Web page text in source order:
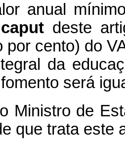
anual
caputdeste
por cento) do
da
será
Ministro de
que trata este